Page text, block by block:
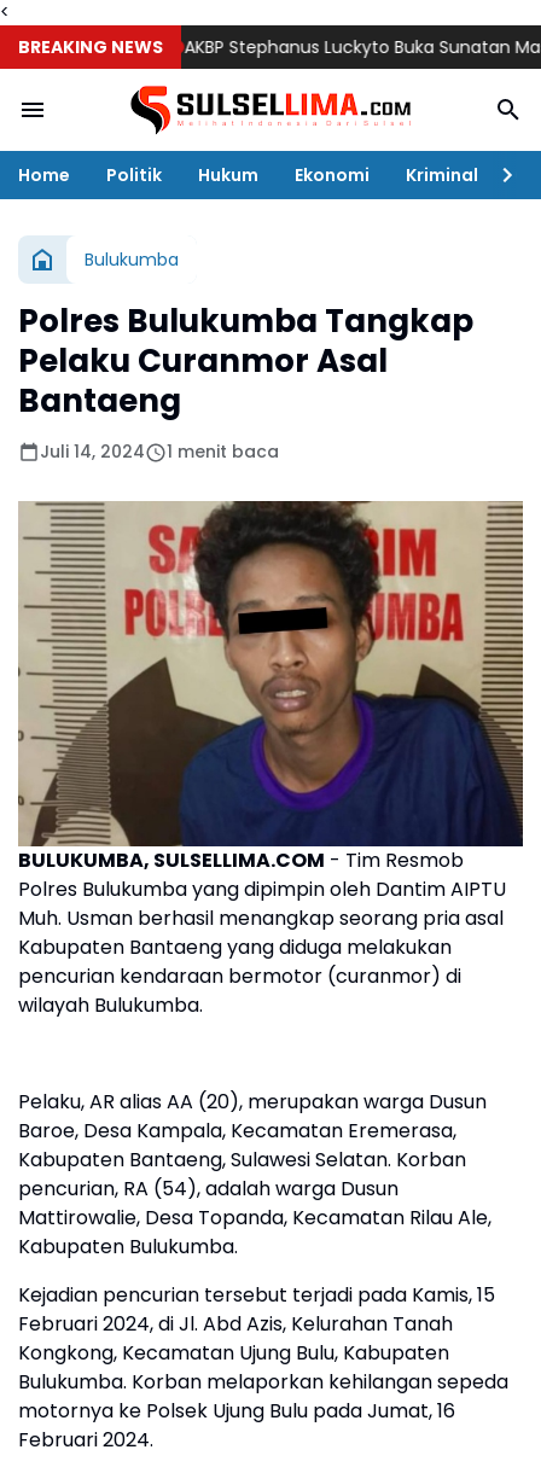
<
BREAKING NEWSAKBP Stephanus Luckyto Buka Sunatan Massal,
Home Politik Hukum Ekonomi Kriminal
Bulukumba
Polres Bulukumba Tangkap
Pelaku Curanmor Asal
Bantaeng
Juli 14, 2024 1 menit baca
BULUKUMBA, SULSELLIMA.COM - Tim Resmob
Polres Bulukumba yang dipimpin oleh Dantim AIPTU
Muh. Usman berhasil menangkap seorang pria asal
Kabupaten Bantaeng yang diduga melakukan
pencurian kendaraan bermotor (curanmor) di
wilayah Bulukumba.
Pelaku, AR alias AA (20), merupakan warga Dusun
Baroe, Desa Kampala, Kecamatan Eremerasa,
Kabupaten Bantaeng, Sulawesi Selatan. Korban
pencurian, RA (54), adalah warga Dusun
Mattirowalie, Desa Topanda, Kecamatan Rilau Ale,
Kabupaten Bulukumba.
Kejadian pencurian tersebut terjadi pada Kamis, 15
Februari 2024, di Jl. Abd Azis, Kelurahan Tanah
Kongkong, Kecamatan Ujung Bulu, Kabupaten
Bulukumba. Korban melaporkan kehilangan sepeda
motornya ke Polsek Ujung Bulu pada Jumat, 16
Februari 2024.